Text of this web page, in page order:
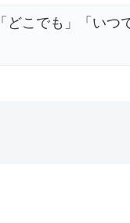
どこでも」「いつ